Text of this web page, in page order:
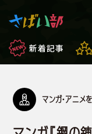
新着記事
マンガ・アニメ
マンガ・アニメ